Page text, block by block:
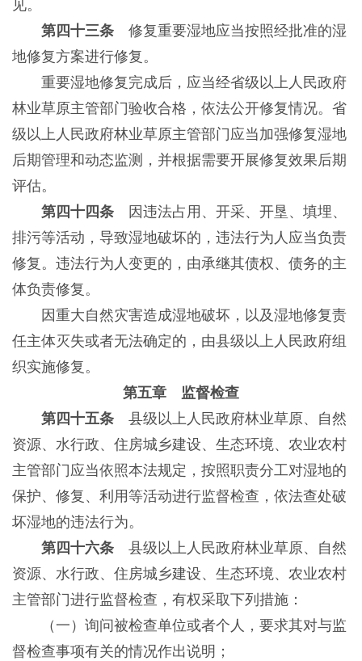
见。
第四十三条修复重要湿地应当按照经批准的湿
地修复方案进行修复。
重要湿地修复完成后，应当经省级以上人民政府
林业草原主管部门验收合格，依法公开修复情况。省
级以上人民政府林业草原主管部门应当加强修复湿地
后期管理和动态监测，并根据需要开展修复效果后期
评估。
第四十四条因违法占用、开采、开垦、填埋、
排污等活动，导致湿地破坏的，违法行为人应当负责
修复。违法行为人变更的，由承继其债权、债务的主
体负责修复。
因重大自然灾害造成湿地破坏，以及湿地修复责
任主体灭失或者无法确定的，由县级以上人民政府组
织实施修复。
第五章 监督检查
第四十五条县级以上人民政府林业草原、自然
资源、水行政、住房城乡建设、生态环境、农业农村
主管部门应当依照本法规定，按照职责分工对湿地的
保护、修复、利用等活动进行监督检查，依法查处破
坏湿地的违法行为。
第四十六条县级以上人民政府林业草原、自然
资源、水行政、住房城乡建设、生态环境、农业农村
主管部门进行监督检查，有权采取下列措施：
（一）询问被检查单位或者个人，要求其对与监
督检查事项有关的情况作出说明；